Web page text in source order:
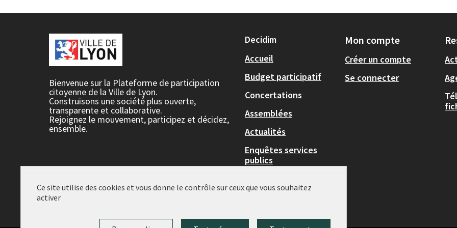
Bienvenue sur la Plateforme de participation
citoyenne de la Ville de Lyon.
Construisons une société plus ouverte,
transparente et collaborative.
Rejoignez le mouvement, participez et décidez,
ensemble.
Decidim
Accueil
Budget participatif
Concertations
Assemblées
Actualités
Enquêtes services
publics
Mon compte
Créer un compte
Se connecter
Ce site utilise des cookies et vous donne le contrôle sur ceux que vous souhaitez
activer